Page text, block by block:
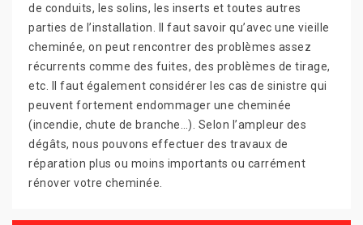
de conduits, les solins, les inserts et toutes autres
parties de l’installation. Il faut savoir qu’avec une vieille
cheminée, on peut rencontrer des problèmes assez
récurrents comme des fuites, des problèmes de tirage,
etc. Il faut également considérer les cas de sinistre qui
peuvent fortement endommager une cheminée
(incendie, chute de branche…). Selon l’ampleur des
dégâts, nous pouvons effectuer des travaux de
réparation plus ou moins importants ou carrément
rénover votre cheminée.